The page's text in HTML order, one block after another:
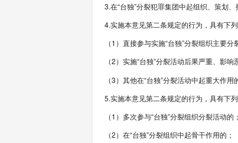
1.世界上只有一
和平稳定，严
分发挥职能作用
二、准确认定犯
2.以将台湾从
罚：